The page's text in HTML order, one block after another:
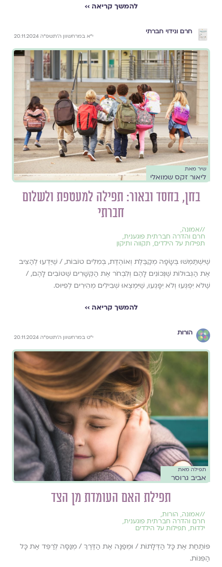
להמשך קריאה ››
חרם ונידוי חברתי
י״א במרחשוון ה׳תשפ״ה 20.11.2024
שיר מאת
ליאור זקס שמואלי
בחן, בחסד ובאור: תפילה למעטפת ולשלום
חברתי
//אמונה,
חרם והדרה חברתית פוגענית,
תפילות על הילדים, תקווה ותיקון
שֶׁיִּשְׁתַּמְּשׁוּ בְּשָׂפָה מְקַבֶּלֶת וְאוֹהֶדֶת, בְּמִלִּים טוֹבוֹת, / שֶׁיֵּדְעוּ לְהַצִּיב
אֶת הַגְּבוּלוֹת שֶׁנְּכוֹנִים לָהֶם וְלִבְחֹר אֶת הַקְּשָׁרִים שֶׁטּוֹבִים לָהֶם, /
שֶׁלֹּא יִפְגְּעוּ וְלֹא יִפָּגְעוּ, שֶׁיִּמְצְאוּ שְׁבִילִים מְהִירִים לְפִיּוּס.
להמשך קריאה ››
הורות
י״ט במרחשוון ה׳תשפ״ה 20.11.2024
תפילה מאת
אביב גרוסר
תפילת האם העומדת מן הצד
//אמונה, הורות,
חרם והדרה חברתית פוגענית,
ילדוּת, תפילות על הילדים
פּוֹתַחַת אֶת כָּל הַדְּלָתוֹת / וּמְפַנָּה אֶת הַדֶּרֶךְ / מְנַסָּה לְרַפֵּד אֶת כָּל
הַפִּנּוֹת.